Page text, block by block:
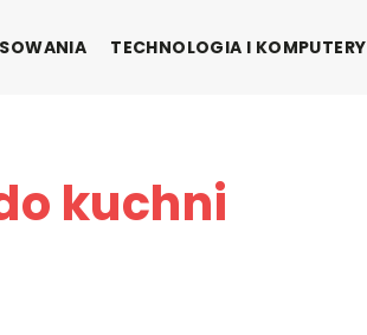
TECHNOLOGIA I KOMPUTERY
kuchni